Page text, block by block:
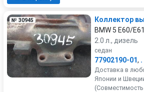
№ 30945
Коллектор
BMW 5 E60/
2.0 л., дизель
седан
77902190-01, .
Доставка в
Японии и